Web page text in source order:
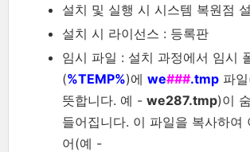
설치 및 실행 시 시스템 복원점
설치 시 라이선스 : 등록판
임시 파일 : 설치 과정에서 임시
(%TEMP%)에 we###.tmp 파
뜻합니다. 예 - we287.tmp)이
들어집니다. 이 파일을 복사하여
어(예 -